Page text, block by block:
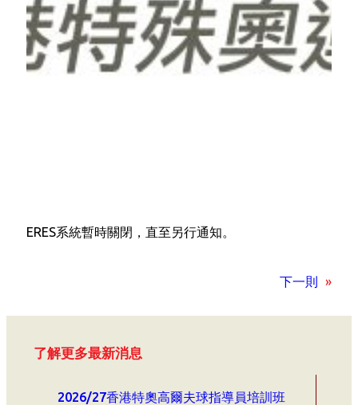
ERES系統暫時關閉，直至另行通知。
下一則 »
了解更多最新消息
2026/27香港特奧高爾夫球指導員培訓班